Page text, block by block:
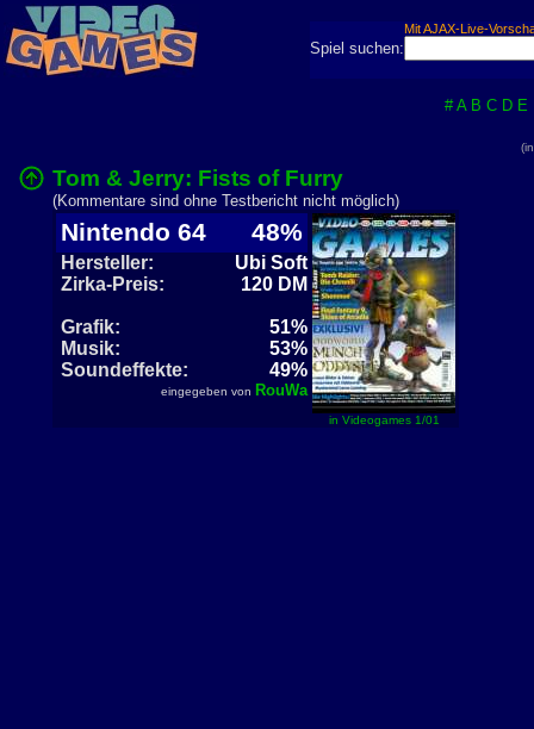
Mit AJAX-Live-
Spiel suchen:
# A B C D E
Tom & Jerry: Fists of Furry
(Kommentare sind ohne Testbericht nicht möglich)
Nintendo 64 48%
Hersteller:
Ubi Soft
Zirka-Preis:
120 DM
Grafik:
51%
Musik:
53%
Soundeffekte:
49%
eingegeben von RouWa
in Videogames 1/01